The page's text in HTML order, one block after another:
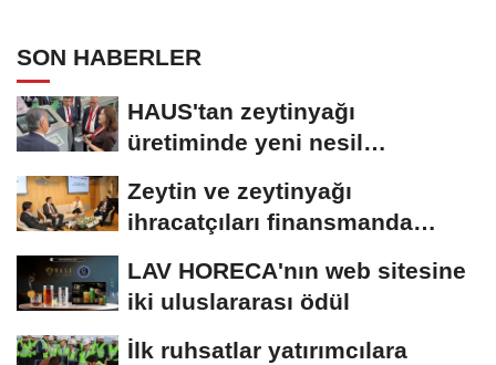
SON HABERLER
HAUS'tan zeytinyağı
üretiminde yeni nesil
Zeytin ve zeytinyağı
ihracatçıları finansmanda
LAV HORECA'nın web sitesine
iki uluslararası ödül
İlk ruhsatlar yatırımcılara